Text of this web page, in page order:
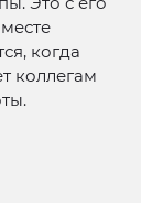
когда
коллегам